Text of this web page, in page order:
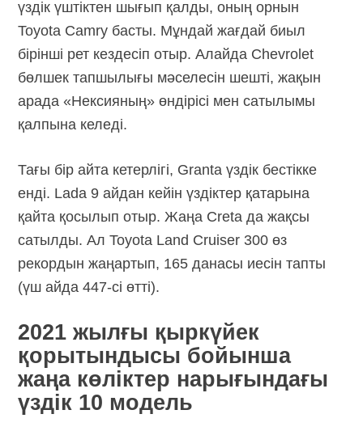
үздік үштіктен шығып қалды, оның орнын
Toyota Camry басты. Мұндай жағдай биыл
бірінші рет кездесіп отыр. Алайда Chevrolet
бөлшек тапшылығы мәселесін шешті, жақын
арада «Нексияның» өндірісі мен сатылымы
қалпына келеді.
Тағы бір айта кетерлігі, Granta үздік бестікке
енді. Lada 9 айдан кейін үздіктер қатарына
қайта қосылып отыр. Жаңа Creta да жақсы
сатылды. Ал Toyota Land Cruiser 300 өз
рекордын жаңартып, 165 данасы иесін тапты
(үш айда 447-сі өтті).
2021 жылғы қыркүйек
қорытындысы бойынша
жаңа көліктер нарығындағы
үздік 10 модель